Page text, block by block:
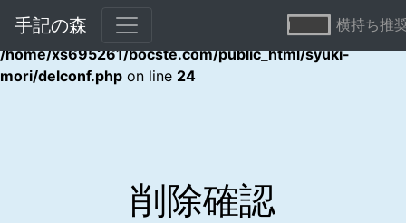
Warning: Undefined array key "error" in
/home/xs695261/bocste.com/public_html/syuki-
mori/delconf.php on line 24
手記の森 横持ち推
削除確認